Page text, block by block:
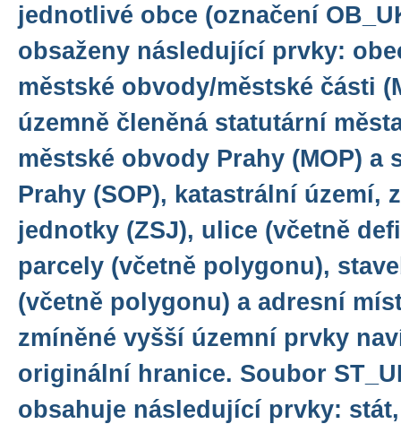
jednotlivé obce (označení
obsaženy následující prvky:
městské obvody/městské části
územně členěná statutární
městské obvody Prahy (MOP) a
Prahy (SOP), katastrální území,
jednotky (ZSJ), ulice (včetně
parcely (včetně polygonu),
(včetně polygonu) a adresní
zmíněné vyšší územní prvky
originální hranice. Soubor
obsahuje následující prvky: